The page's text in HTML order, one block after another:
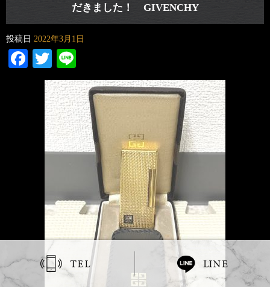
だきました！ GIVENCHY
投稿日 2022年3月1日
Facebook
Twitter